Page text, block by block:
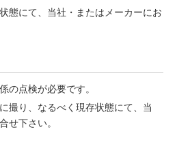
態にて、当社・またはメーカーにお
の点検が必要です。
撮り、なるべく現存状態にて、当
せ下さい。